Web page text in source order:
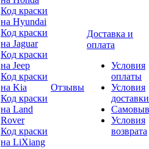
Код краски
на Hyundai
Код краски
на Jaguar
Код краски
на Jeep
Код краски
на Kia
Код краски
на Land
Rover
Код краски
на LiXiang
Отзывы
Доставка и
оплата
Условия
оплаты
Условия
доставки
Условия
возврата